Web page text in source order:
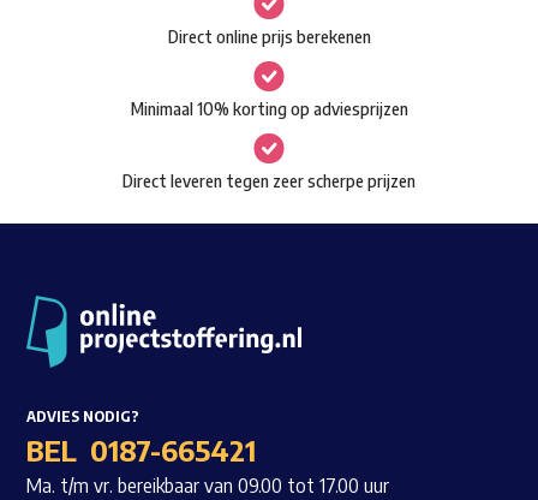
Waar ben je naar op zoek?
gekozen
worden
op
de
productpagina
Direct online prijs berekenen
Minimaal 10% korting op adviesprijzen
Direct leveren tegen zeer scherpe prijzen
ADVIES NODIG?
BEL 0187-665421
Ma. t/m vr. bereikbaar van 09.00 tot 17.00 uur